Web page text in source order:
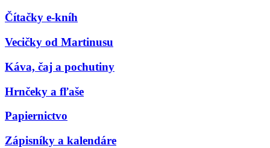
Čítačky e-kníh
Vecičky od Martinusu
Káva, čaj a pochutiny
Hrnčeky a fľaše
Papiernictvo
Zápisníky a kalendáre